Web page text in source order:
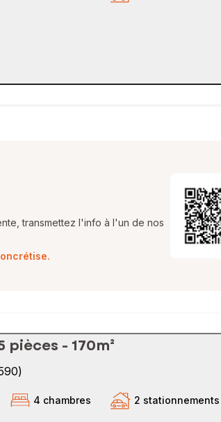
transmettez l'info à l'un de nos
pièces - 170m²
)
4 chambres 2 stationnements